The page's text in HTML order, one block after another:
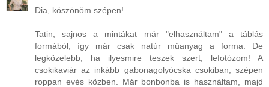
Dia, köszönöm szépen!
Tatin, sajnos a mintákat már "elhasználtam" a táblás
formából, így már csak natúr műanyag a forma. De
legközelebb, ha ilyesmire teszek szert, lefotózom! A
csokikaviár az inkább gabonagolyócska csokiban, szépen
roppan evés közben. Már bonbonba is használtam, majd